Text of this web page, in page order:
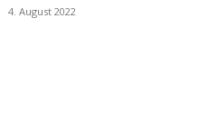
4. August 2022